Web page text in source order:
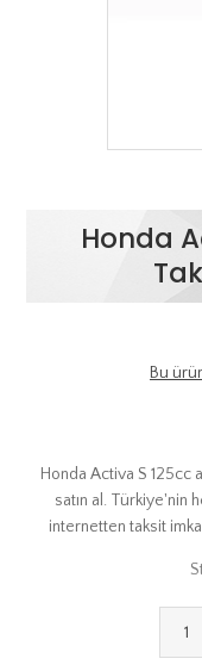
Honda
Bu
Honda Activa S 125cc
satın al. Türkiye'nin
internetten taksit